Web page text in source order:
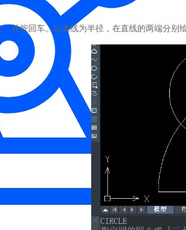
并按回车。以直线为半径，在直线的两端分别